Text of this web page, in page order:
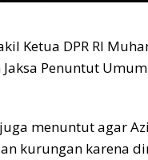
Ketua DPR RI
Penuntut
menuntut agar
kurungan karena